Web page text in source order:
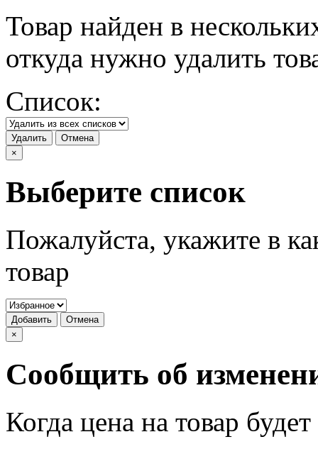
Товар найден в
откуда нужно удалить
Список:
Удалить
Отмена
×
Выберите список
Пожалуйста, укажите в
товар
Добавить
Отмена
×
Сообщить об
Когда цена на товар